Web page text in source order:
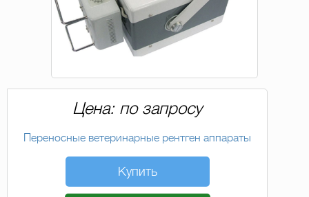
Цена: по запросу
Переносные ветеринарные рентген аппараты
Купить